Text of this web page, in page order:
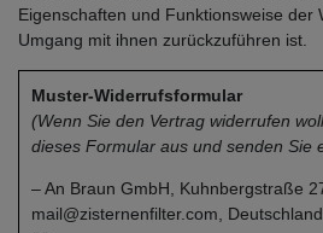
Eigenschaften und Funktionsweise der
Umgang mit ihnen zurückzuführen ist.
Muster-Widerrufsformular
(Wenn Sie den Vertrag widerrufen
dieses Formular aus und senden Sie
– An Braun GmbH, Kuhnbergstraße
mail@zisternenfilter.com,